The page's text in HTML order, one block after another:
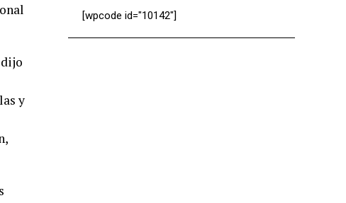
y
[wpcode id="10142"]